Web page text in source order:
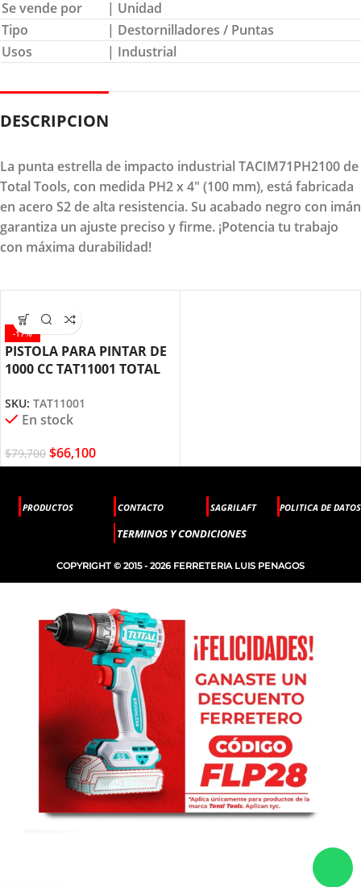
Se vende por
| Unidad
Tipo
| Destornilladores / Puntas
Usos
| Industrial
DESCRIPCION
La punta estrella de impacto industrial TACIM71PH2100 de
Total Tools, con medida PH2 x 4" (100 mm), está fabricada
en acero S2 de alta resistencia. Su acabado negro con imán
garantiza un ajuste preciso y firme. ¡Potencia tu trabajo
con máxima durabilidad!
-17%
PISTOLA PARA PINTAR DE
1000 CC TAT11001 TOTAL
SKU: TAT11001
En stock
$79,700 $66,100
PRODUCTOS CONTACTO SAGRILAFT POLITICA DE DATOS
TERMINOS Y CONDICIONES
COPYRIGHT © 2015 - 2026 FERRETERIA LUIS PENAGOS